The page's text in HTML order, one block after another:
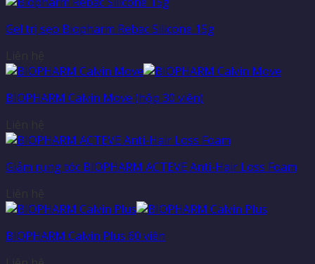
Gel trị sẹo Biopharm Rebac Silicone 15g
BIOPHARM Calvin Move (hộp 30 viên)
Giảm rụng tóc BIOPHARM ACTEVE Anti-Hair Loss Foam
BIOPHARM Calvin Plus 60 viên